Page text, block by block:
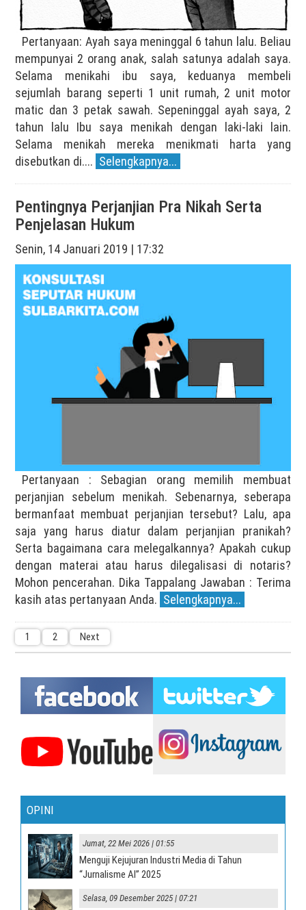
Pertanyaan: Ayah saya meninggal 6 tahun lalu. Beliau
mempunyai 2 orang anak, salah satunya adalah saya.
Selama menikahi ibu saya, keduanya membeli
sejumlah barang seperti 1 unit rumah, 2 unit motor
matic dan 3 petak sawah. Sepeninggal ayah saya, 2
tahun lalu Ibu saya menikah dengan laki-laki lain.
Selama menikah mereka menikmati harta yang
disebutkan di.... Selengkapnya...
Pentingnya Perjanjian Pra Nikah Serta
Penjelasan Hukum
Senin, 14 Januari 2019 | 17:32
Pertanyaan : Sebagian orang memilih membuat
perjanjian sebelum menikah. Sebenarnya, seberapa
bermanfaat membuat perjanjian tersebut? Lalu, apa
saja yang harus diatur dalam perjanjian pranikah?
Serta bagaimana cara melegalkannya? Apakah cukup
dengan materai atau harus dilegalisasi di notaris?
Mohon pencerahan. Dika Tappalang Jawaban : Terima
kasih atas pertanyaan Anda. Selengkapnya...
1 2 Next
OPINI
Jumat, 22 Mei 2026 | 01:55
Menguji Kejujuran Industri Media di Tahun
“Jurnalisme AI” 2025
Selasa, 09 Desember 2025 | 07:21